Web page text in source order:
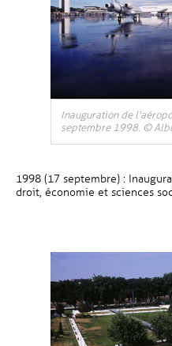
Inauguration de
septembre 1998. ©
1998 (17 septembre) :
droit, économie et sciences